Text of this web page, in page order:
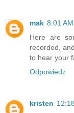
mak 8:01 AM
Here are
recorded,
to hear your
Odpowiedz
kristen